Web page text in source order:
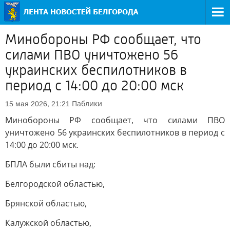
Минобороны РФ сообщает, что
силами ПВО уничтожено 56
украинских беспилотников в
период с 14:00 до 20:00 мск
15 мая 2026, 21:21 Паблики
Минобороны РФ сообщает, что силами ПВО
уничтожено 56 украинских беспилотников в период с
14:00 до 20:00 мск.
БПЛА были сбиты над:
Белгородской областью,
Брянской областью,
Калужской областью,